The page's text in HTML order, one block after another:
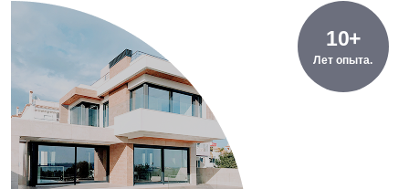
10+
Лет опыта.